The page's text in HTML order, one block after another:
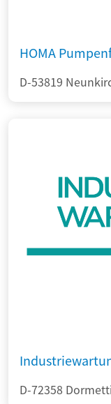
HOMA
D-53819
D-72358